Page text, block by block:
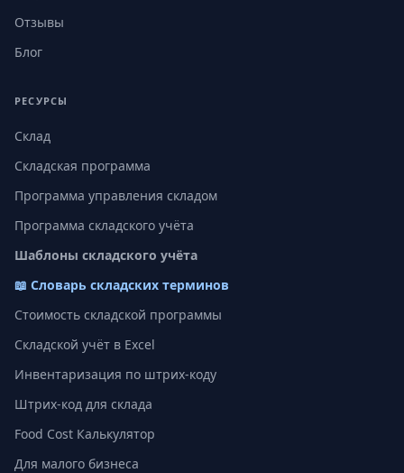
Отзывы
Блог
РЕСУРСЫ
Склад
Складская программа
Программа управления складом
Программа складского учёта
Шаблоны складского учёта
📖 Словарь складских терминов
Стоимость складской программы
Складской учёт в Excel
Инвентаризация по штрих-коду
Штрих-код для склада
Food Cost Калькулятор
Для малого бизнеса